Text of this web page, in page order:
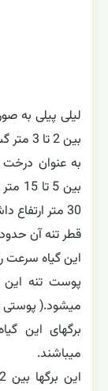
بین 2 تا 3 متر گستردگی آن میباشد.
بین
30 متر ارتفاع داشته)
قطر تنه آن حدود 60 سانتیمتر است.
این گیاه سرعت
پوست تنه این
میشود.( پوستی
برگهای این
میباشند.